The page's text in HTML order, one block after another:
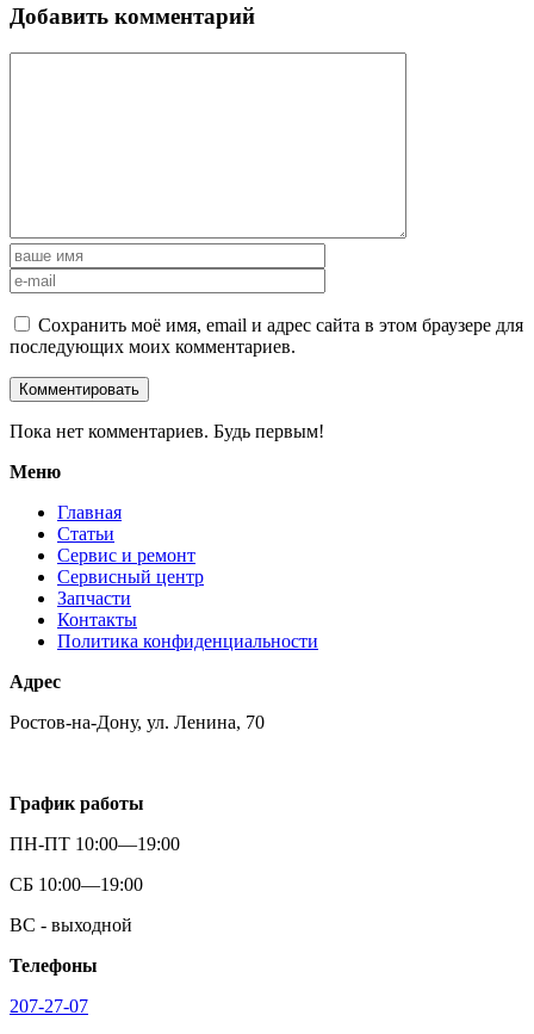
Добавить комментарий
Сохранить моё имя, email и адрес сайта в этом браузере для
последующих моих комментариев.
Пока нет комментариев. Будь первым!
Меню
Главная
Статьи
Сервис и ремонт
Сервисный центр
Запчасти
Контакты
Политика конфиденциальности
Адрес
Ростов-на-Дону, ул. Ленина, 70
График работы
ПН-ПТ 10:00—19:00
СБ 10:00—19:00
ВС - выходной
Телефоны
207-27-07